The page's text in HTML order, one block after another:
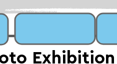
Exhibition